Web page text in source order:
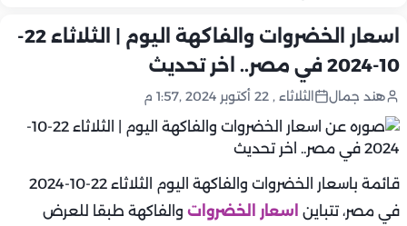
اسعار الخضروات والفاكهة اليوم | الثلاثاء 22-
10-2024 في مصر.. اخر تحديث
هند جمال الثلاثاء , 22 أكتوبر 2024 ,1:57 م
قائمة باسعار الخضروات والفاكهة اليوم الثلاثاء 22-10-2024
في مصر، تتباين اسعار الخضروات والفاكهة طبقا للعرض